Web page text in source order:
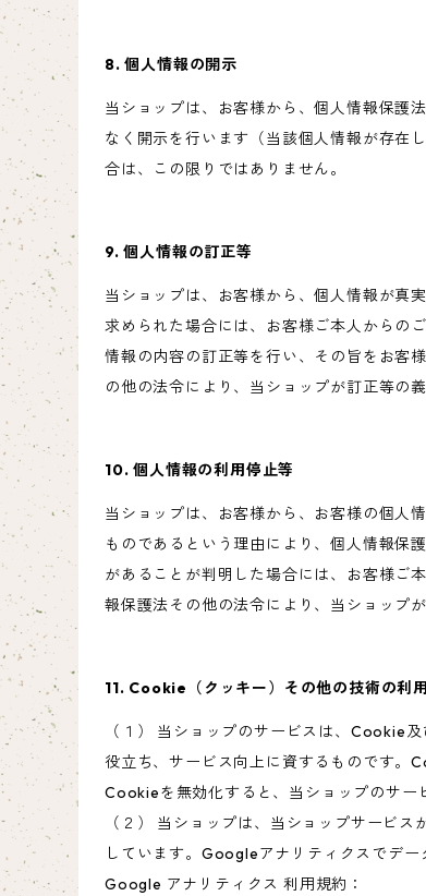
8. 個人情報の開示
当ショップは、お客様から、個人情報保護
なく開示を行います（当該個人情報が存在
合は、この限りではありません。
9. 個人情報の訂正等
当ショップは、お客様から、個人情報が真
求められた場合には、お客様ご本人からの
情報の内容の訂正等を行い、その旨をお客
の他の法令により、当ショップが訂正等の
10. 個人情報の利用停止等
当ショップは、お客様から、お客様の個人
ものであるという理由により、個人情報保
があることが判明した場合には、お客様ご
報保護法その他の法令により、当ショップ
11. Cookie（クッキー）その他の技術の利用
（１） 当ショップのサービスは、Cookie
役立ち、サービス向上に資するものです。
Cookieを無効化すると、当ショップのサー
（２） 当ショップは、当ショップサービ
しています。Googleアナリティクスでデ
Google アナリティクス 利用規約：